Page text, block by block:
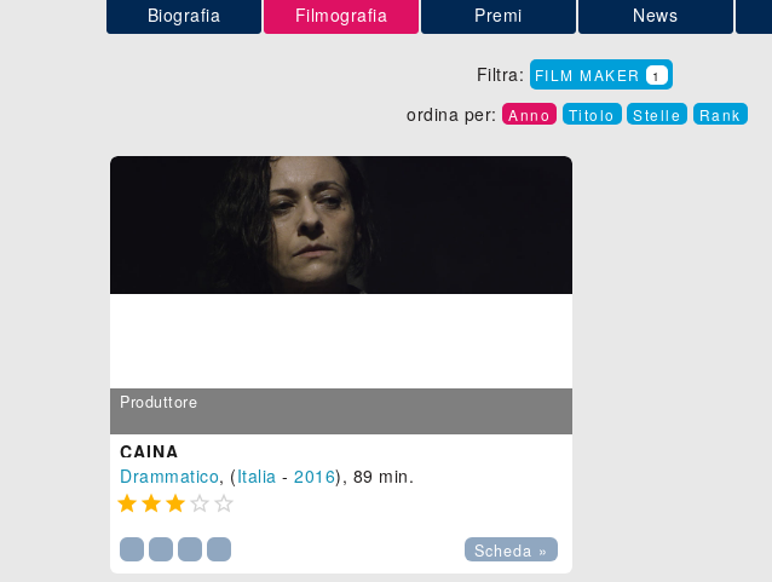
Biografia Filmografia Premi News
Filtra: FILM MAKER 1
ordina per: Anno Titolo Stelle Rank
Produttore
CAINA
Drammatico, (Italia - 2016), 89 min.
    
Scheda »